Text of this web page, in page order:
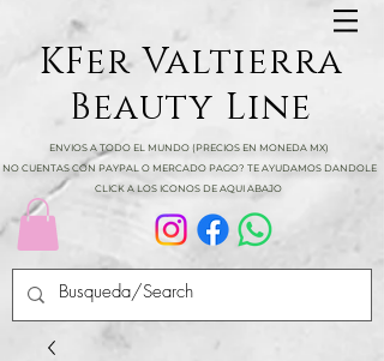
KFer Valtierra
Beauty Line
ENVIOS A TODO EL MUNDO (PRECIOS EN MONEDA MX)
NO CUENTAS CON PAYPAL O MERCADO PAGO? TE AYUDAMOS DANDOLE
CLICK A LOS ICONOS DE AQUI ABAJO